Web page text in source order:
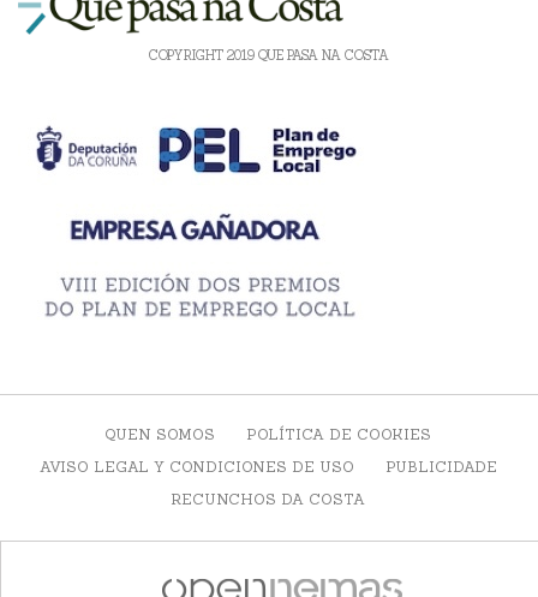
COPYRIGHT 2019 QUE PASA NA COSTA
QUEN SOMOS
POLÍTICA DE COOKIES
AVISO LEGAL Y CONDICIONES DE USO
PUBLICIDADE
RECUNCHOS DA COSTA